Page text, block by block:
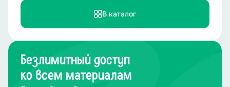
В каталог
Безлимитный доступ
ко всем материалам